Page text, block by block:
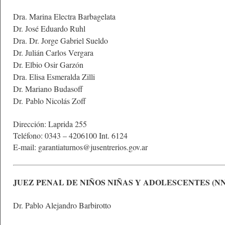
Dra. Marina Electra Barbagelata
Dr. José Eduardo Ruhl
Dra. Dr. Jorge Gabriel Sueldo
Dr. Julián Carlos Vergara
Dr. Elbio Osir Garzón
Dra. Elisa Esmeralda Zilli
Dr. Mariano Budasoff
Dr. Pablo Nicolás Zoff
Dirección: Laprida 255
Teléfono: 0343 – 4206100 Int. 6124
E-mail: garantiaturnos@jusentrerios.gov.ar
JUEZ PENAL DE NIÑOS NIÑAS Y ADOLESCENTES
Dr. Pablo Alejandro Barbirotto